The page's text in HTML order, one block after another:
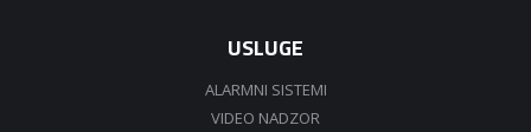
USLUGE
ALARMNI SISTEMI
VIDEO NADZOR